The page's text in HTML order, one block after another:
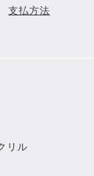
支払方法
リル